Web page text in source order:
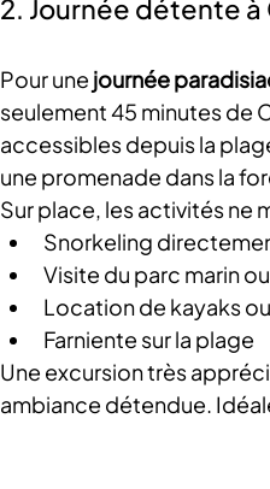
2. Journée détente
Pour une journée
seulement 45 minutes de
accessibles depuis la
une promenade dans la
Sur place, les activités ne
Snorkeling
Visite du parc marin
Location de kayaks
Farniente sur la plage
Une excursion très
ambiance détendue.